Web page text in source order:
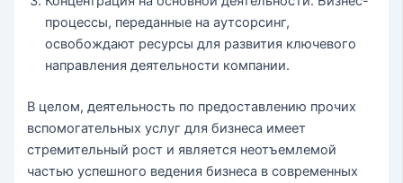
процессы, переданные на аутсорсинг,
освобождают ресурсы для развития ключевого
направления деятельности компании.
В целом, деятельность по предоставлению прочих
вспомогательных услуг для бизнеса имеет
стремительный рост и является неотъемлемой
частью успешного ведения бизнеса в современных